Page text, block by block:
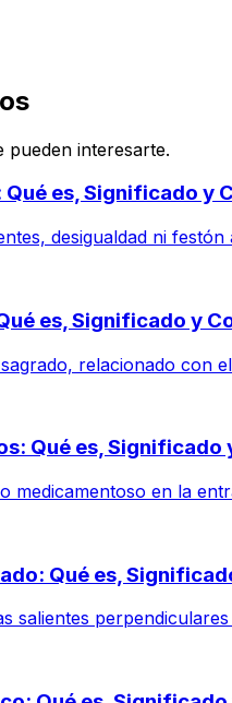
pueden interesarte.
es, Significado y
desigualdad ni festón
es, Significado y
relacionado con
Qué es, Significado
medicamentoso en la
Qué es,
salientes perpendiculares